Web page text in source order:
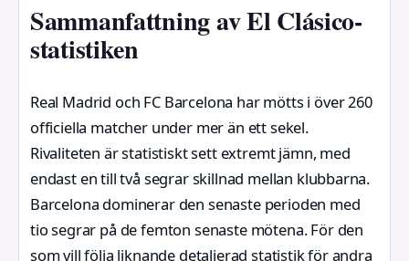
Sammanfattning av El Clásico-
statistiken
Real Madrid och FC Barcelona har mötts i över 260
officiella matcher under mer än ett sekel.
Rivaliteten är statistiskt sett extremt jämn, med
endast en till två segrar skillnad mellan klubbarna.
Barcelona dominerar den senaste perioden med
tio segrar på de femton senaste mötena. För den
som vill följa liknande detaljerad statistik för andra